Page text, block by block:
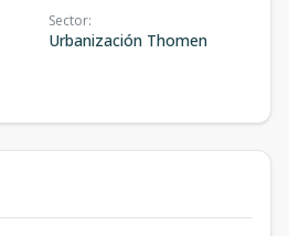
Sector:
Urbanización Thomen